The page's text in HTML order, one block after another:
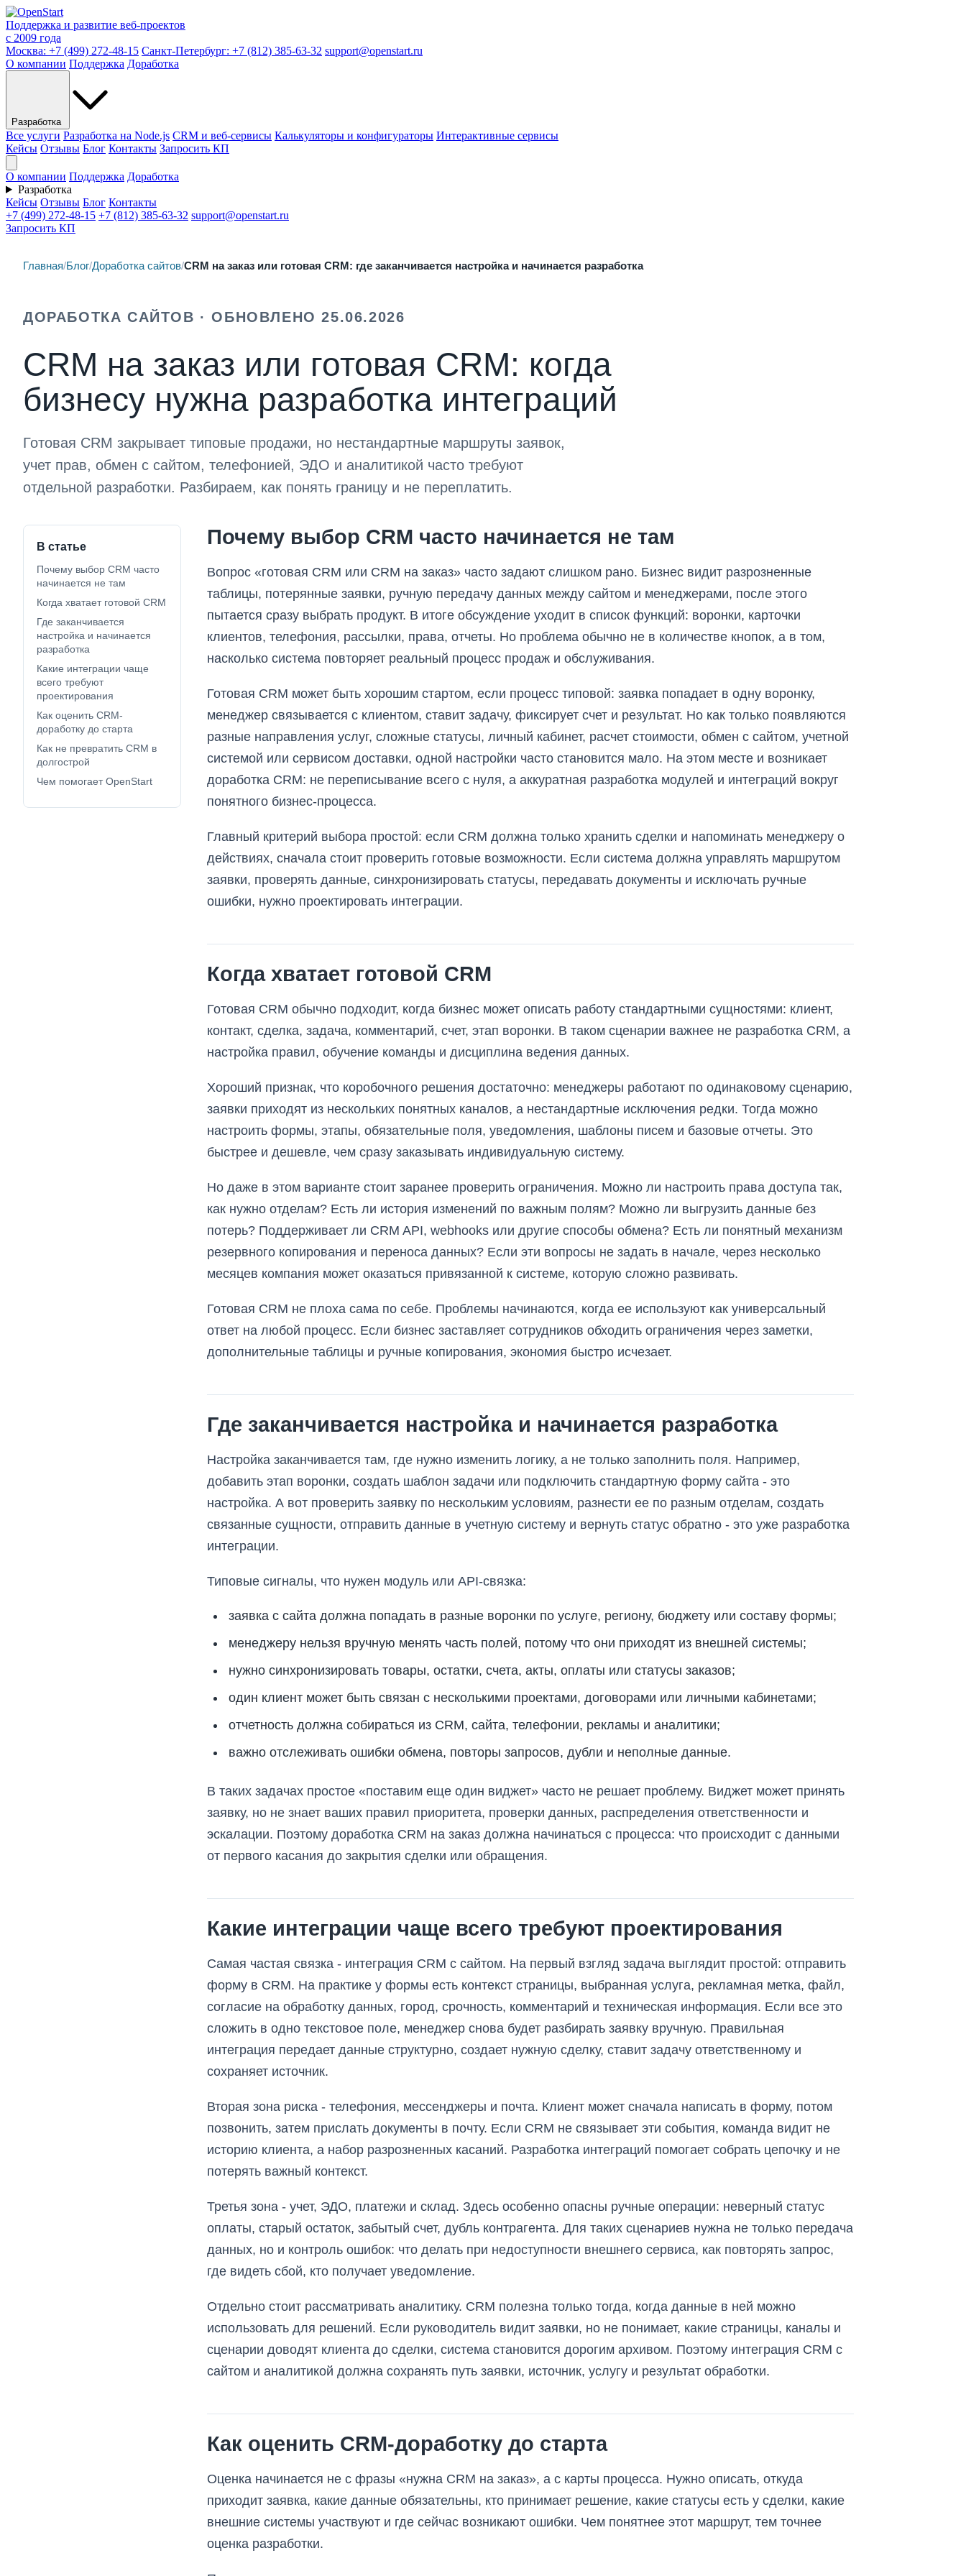
Поддержка и развитие веб-проектов
с 2009 года
Москва: +7 (499) 272-48-15 Санкт-Петербург: +7 (812) 385-63-32 support@openstart.ru
О компании Поддержка Доработка
Разработка
Все услуги Разработка на Node.js CRM и веб-сервисы Калькуляторы и конфигураторы Интерактивные сервисы
Кейсы Отзывы Блог Контакты Запросить КП
О компании Поддержка Доработка
Разработка
Кейсы Отзывы Блог Контакты
+7 (499) 272-48-15 +7 (812) 385-63-32 support@openstart.ru
Запросить КП
Главная/Блог/Доработка сайтов/CRM на заказ или готовая CRM: где заканчивается настройка и начинается разработка
ДОРАБОТКА САЙТОВ · ОБНОВЛЕНО 25.06.2026
CRM на заказ или готовая CRM: когда
бизнесу нужна разработка интеграций
Готовая CRM закрывает типовые продажи, но нестандартные маршруты заявок,
учет прав, обмен с сайтом, телефонией, ЭДО и аналитикой часто требуют
отдельной разработки. Разбираем, как понять границу и не переплатить.
В статье
Почему выбор CRM часто
начинается не там
Когда хватает готовой CRM
Где заканчивается
настройка и начинается
разработка
Какие интеграции чаще
всего требуют
проектирования
Как оценить CRM-
доработку до старта
Как не превратить CRM в
долгострой
Чем помогает OpenStart
Почему выбор CRM часто начинается не там
Вопрос «готовая CRM или CRM на заказ» часто задают слишком рано. Бизнес видит разрозненные
таблицы, потерянные заявки, ручную передачу данных между сайтом и менеджерами, после этого
пытается сразу выбрать продукт. В итоге обсуждение уходит в список функций: воронки, карточки
клиентов, телефония, рассылки, права, отчеты. Но проблема обычно не в количестве кнопок, а в том,
насколько система повторяет реальный процесс продаж и обслуживания.
Готовая CRM может быть хорошим стартом, если процесс типовой: заявка попадает в одну воронку,
менеджер связывается с клиентом, ставит задачу, фиксирует счет и результат. Но как только появляются
разные направления услуг, сложные статусы, личный кабинет, расчет стоимости, обмен с сайтом, учетной
системой или сервисом доставки, одной настройки часто становится мало. На этом месте и возникает
доработка CRM: не переписывание всего с нуля, а аккуратная разработка модулей и интеграций вокруг
понятного бизнес-процесса.
Главный критерий выбора простой: если CRM должна только хранить сделки и напоминать менеджеру о
действиях, сначала стоит проверить готовые возможности. Если система должна управлять маршрутом
заявки, проверять данные, синхронизировать статусы, передавать документы и исключать ручные
ошибки, нужно проектировать интеграции.
Когда хватает готовой CRM
Готовая CRM обычно подходит, когда бизнес может описать работу стандартными сущностями: клиент,
контакт, сделка, задача, комментарий, счет, этап воронки. В таком сценарии важнее не разработка CRM, а
настройка правил, обучение команды и дисциплина ведения данных.
Хороший признак, что коробочного решения достаточно: менеджеры работают по одинаковому сценарию,
заявки приходят из нескольких понятных каналов, а нестандартные исключения редки. Тогда можно
настроить формы, этапы, обязательные поля, уведомления, шаблоны писем и базовые отчеты. Это
быстрее и дешевле, чем сразу заказывать индивидуальную систему.
Но даже в этом варианте стоит заранее проверить ограничения. Можно ли настроить права доступа так,
как нужно отделам? Есть ли история изменений по важным полям? Можно ли выгрузить данные без
потерь? Поддерживает ли CRM API, webhooks или другие способы обмена? Есть ли понятный механизм
резервного копирования и переноса данных? Если эти вопросы не задать в начале, через несколько
месяцев компания может оказаться привязанной к системе, которую сложно развивать.
Готовая CRM не плоха сама по себе. Проблемы начинаются, когда ее используют как универсальный
ответ на любой процесс. Если бизнес заставляет сотрудников обходить ограничения через заметки,
дополнительные таблицы и ручные копирования, экономия быстро исчезает.
Где заканчивается настройка и начинается разработка
Настройка заканчивается там, где нужно изменить логику, а не только заполнить поля. Например,
добавить этап воронки, создать шаблон задачи или подключить стандартную форму сайта - это
настройка. А вот проверить заявку по нескольким условиям, разнести ее по разным отделам, создать
связанные сущности, отправить данные в учетную систему и вернуть статус обратно - это уже разработка
интеграции.
Типовые сигналы, что нужен модуль или API-связка:
заявка с сайта должна попадать в разные воронки по услуге, региону, бюджету или составу формы;
менеджеру нельзя вручную менять часть полей, потому что они приходят из внешней системы;
нужно синхронизировать товары, остатки, счета, акты, оплаты или статусы заказов;
один клиент может быть связан с несколькими проектами, договорами или личными кабинетами;
отчетность должна собираться из CRM, сайта, телефонии, рекламы и аналитики;
важно отслеживать ошибки обмена, повторы запросов, дубли и неполные данные.
В таких задачах простое «поставим еще один виджет» часто не решает проблему. Виджет может принять
заявку, но не знает ваших правил приоритета, проверки данных, распределения ответственности и
эскалации. Поэтому доработка CRM на заказ должна начинаться с процесса: что происходит с данными
от первого касания до закрытия сделки или обращения.
Какие интеграции чаще всего требуют проектирования
Самая частая связка - интеграция CRM с сайтом. На первый взгляд задача выглядит простой: отправить
форму в CRM. На практике у формы есть контекст страницы, выбранная услуга, рекламная метка, файл,
согласие на обработку данных, город, срочность, комментарий и техническая информация. Если все это
сложить в одно текстовое поле, менеджер снова будет разбирать заявку вручную. Правильная
интеграция передает данные структурно, создает нужную сделку, ставит задачу ответственному и
сохраняет источник.
Вторая зона риска - телефония, мессенджеры и почта. Клиент может сначала написать в форму, потом
позвонить, затем прислать документы в почту. Если CRM не связывает эти события, команда видит не
историю клиента, а набор разрозненных касаний. Разработка интеграций помогает собрать цепочку и не
потерять важный контекст.
Третья зона - учет, ЭДО, платежи и склад. Здесь особенно опасны ручные операции: неверный статус
оплаты, старый остаток, забытый счет, дубль контрагента. Для таких сценариев нужна не только передача
данных, но и контроль ошибок: что делать при недоступности внешнего сервиса, как повторять запрос,
где видеть сбой, кто получает уведомление.
Отдельно стоит рассматривать аналитику. CRM полезна только тогда, когда данные в ней можно
использовать для решений. Если руководитель видит заявки, но не понимает, какие страницы, каналы и
сценарии доводят клиента до сделки, система становится дорогим архивом. Поэтому интеграция CRM с
сайтом и аналитикой должна сохранять путь заявки, источник, услугу и результат обработки.
Как оценить CRM-доработку до старта
Оценка начинается не с фразы «нужна CRM на заказ», а с карты процесса. Нужно описать, откуда
приходит заявка, какие данные обязательны, кто принимает решение, какие статусы есть у сделки, какие
внешние системы участвуют и где сейчас возникают ошибки. Чем понятнее этот маршрут, тем точнее
оценка разработки.